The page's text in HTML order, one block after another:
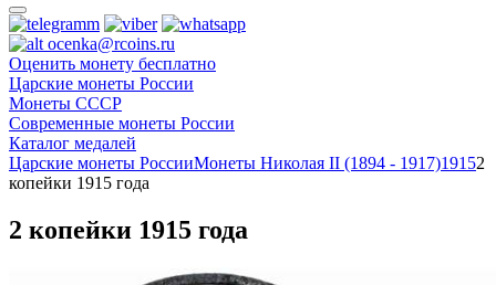
ocenka@rcoins.ru
Оценить монету бесплатно
Царские монеты России
Монеты СССР
Современные монеты России
Каталог медалей
Царские монеты РоссииМонеты Николая II (1894 - 1917)19152
копейки 1915 года
2 копейки 1915 года